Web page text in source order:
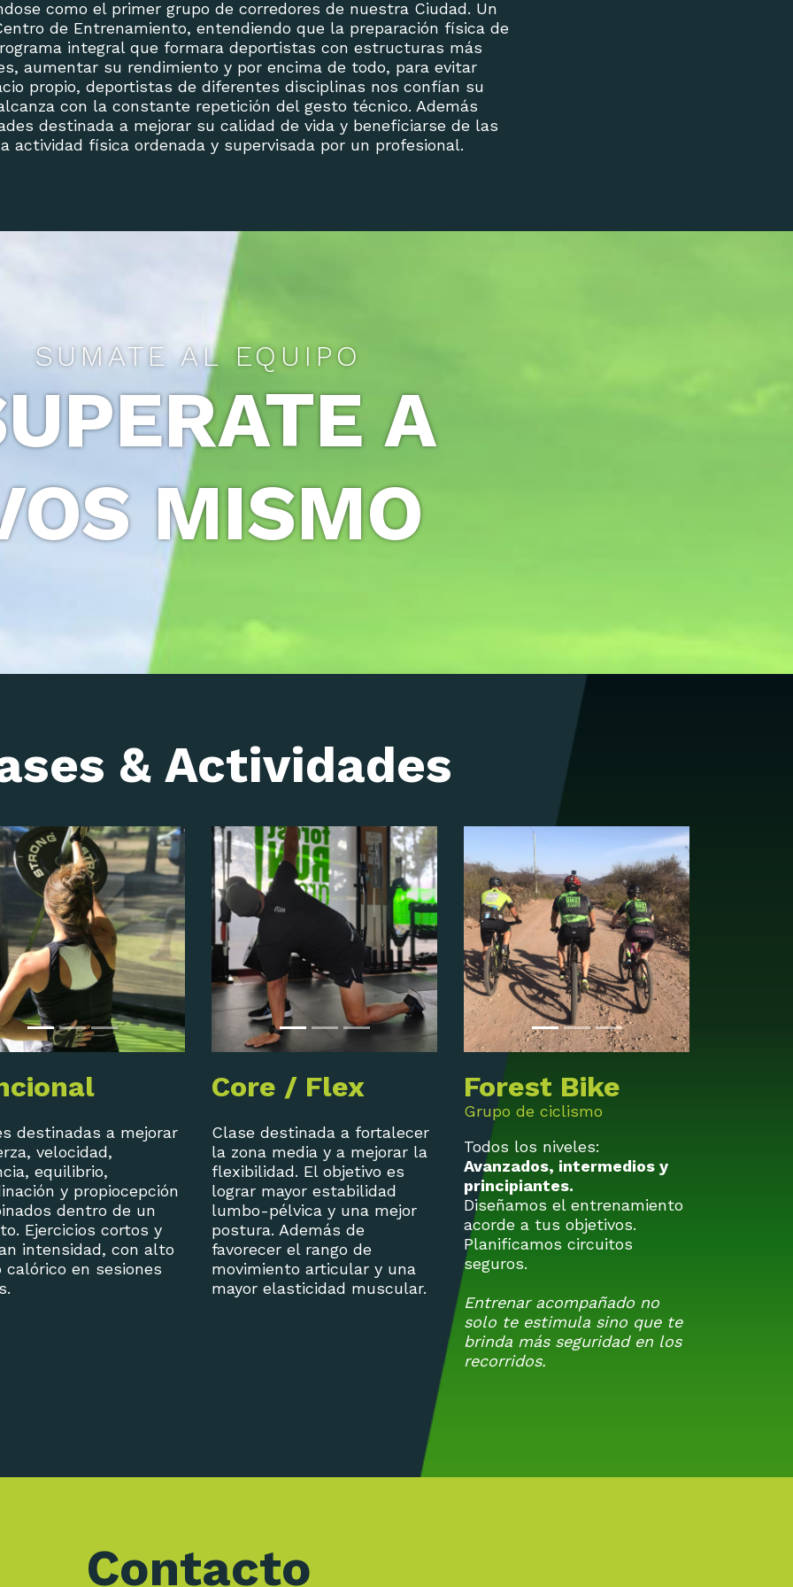
como el primer grupo de corredores de nuestra Ciudad. Un
de Entrenamiento, entendiendo que la preparación física de
integral que formara deportistas con estructuras más
aumentar su rendimiento y por encima de todo, para evitar
propio, deportistas de diferentes disciplinas nos confían su
con la constante repetición del gesto técnico. Además
destinada a mejorar su calidad de vida y beneficiarse de las
actividad física ordenada y supervisada por un profesional.
SUMATE AL EQUIPO
A
MISMO
& Actividades
destinadas a mejorar
velocidad,
equilibrio,
y propiocepción
dentro de un
Ejercicios cortos y
intensidad, con alto
calórico en sesiones
Core / Flex
Clase destinada a fortalecer
la zona media y a mejorar la
flexibilidad. El objetivo es
lograr mayor estabilidad
lumbo-pélvica y una mejor
postura. Además de
favorecer el rango de
movimiento articular y una
mayor elasticidad muscular.
Forest Bike
Grupo de ciclismo
Todos los niveles:
Avanzados, intermedios y
principiantes.
Diseñamos el entrenamiento
acorde a tus objetivos.
Planificamos circuitos
seguros.
Entrenar acompañado no
solo te estimula sino que te
brinda más seguridad en los
recorridos.
Contacto